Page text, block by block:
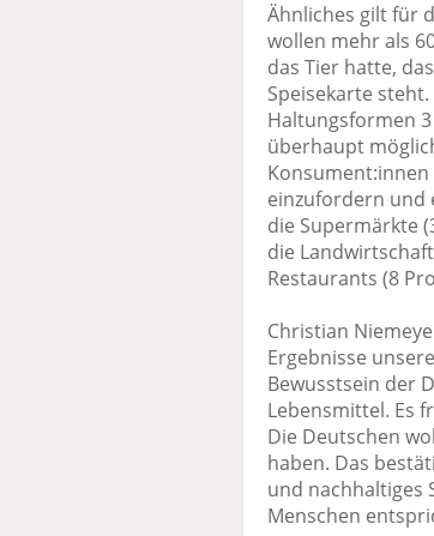
Ähnliches gilt für
wollen mehr als
das Tier hatte,
Speisekarte
Haltungsformen
überhaupt
Konsument:innen
einzufordern und
die Supermärkte
die
Restaurants (8
Christian
Ergebnisse
Bewusstsein der
Lebensmittel. Es
Die Deutschen
haben. Das
und nachhaltiges
Menschen